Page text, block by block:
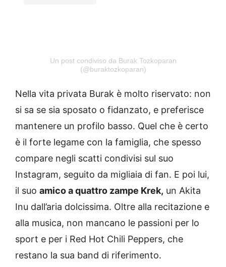
Un post condiviso da Burak Tozkoparan
(@buraktozkoparan)
Nella vita privata Burak è molto riservato: non
si sa se sia sposato o fidanzato, e preferisce
mantenere un profilo basso. Quel che è certo
è il forte legame con la famiglia, che spesso
compare negli scatti condivisi sul suo
Instagram, seguito da migliaia di fan. E poi lui,
il suo amico a quattro zampe Krek, un Akita
Inu dall’aria dolcissima. Oltre alla recitazione e
alla musica, non mancano le passioni per lo
sport e per i Red Hot Chili Peppers, che
restano la sua band di riferimento.